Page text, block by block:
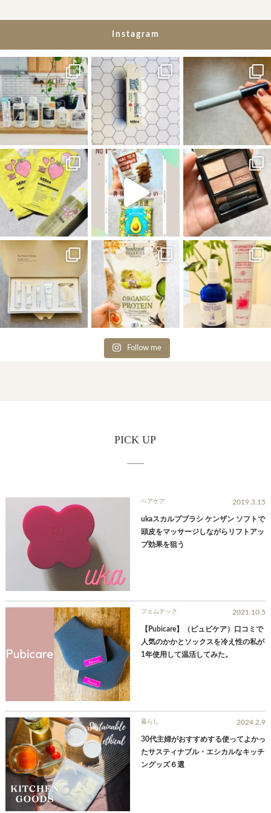
Instagram
Follow me
PICK UP
ヘアケア 2019.3.15
ukaスカルプブラシ ケンザン ソフトで
頭皮をマッサージしながらリフトアッ
プ効果を狙う
フェムテック 2021.10.5
【Pubicare】（ピュビケア）口コミで
人気のかかとソックスを冷え性の私が
1年使用して温活してみた。
暮らし 2024.2.9
30代主婦がおすすめする使ってよかっ
たサスティナブル・エシカルなキッチ
ングッズ６選